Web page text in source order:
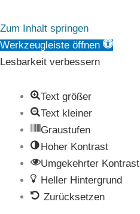
Zum Inhalt springen
Werkzeugleiste öffnen
Lesbarkeit verbessern
Text größer
Text kleiner
Graustufen
Hoher Kontrast
Umgekehrter Kontrast
Heller Hintergrund
Zurücksetzen